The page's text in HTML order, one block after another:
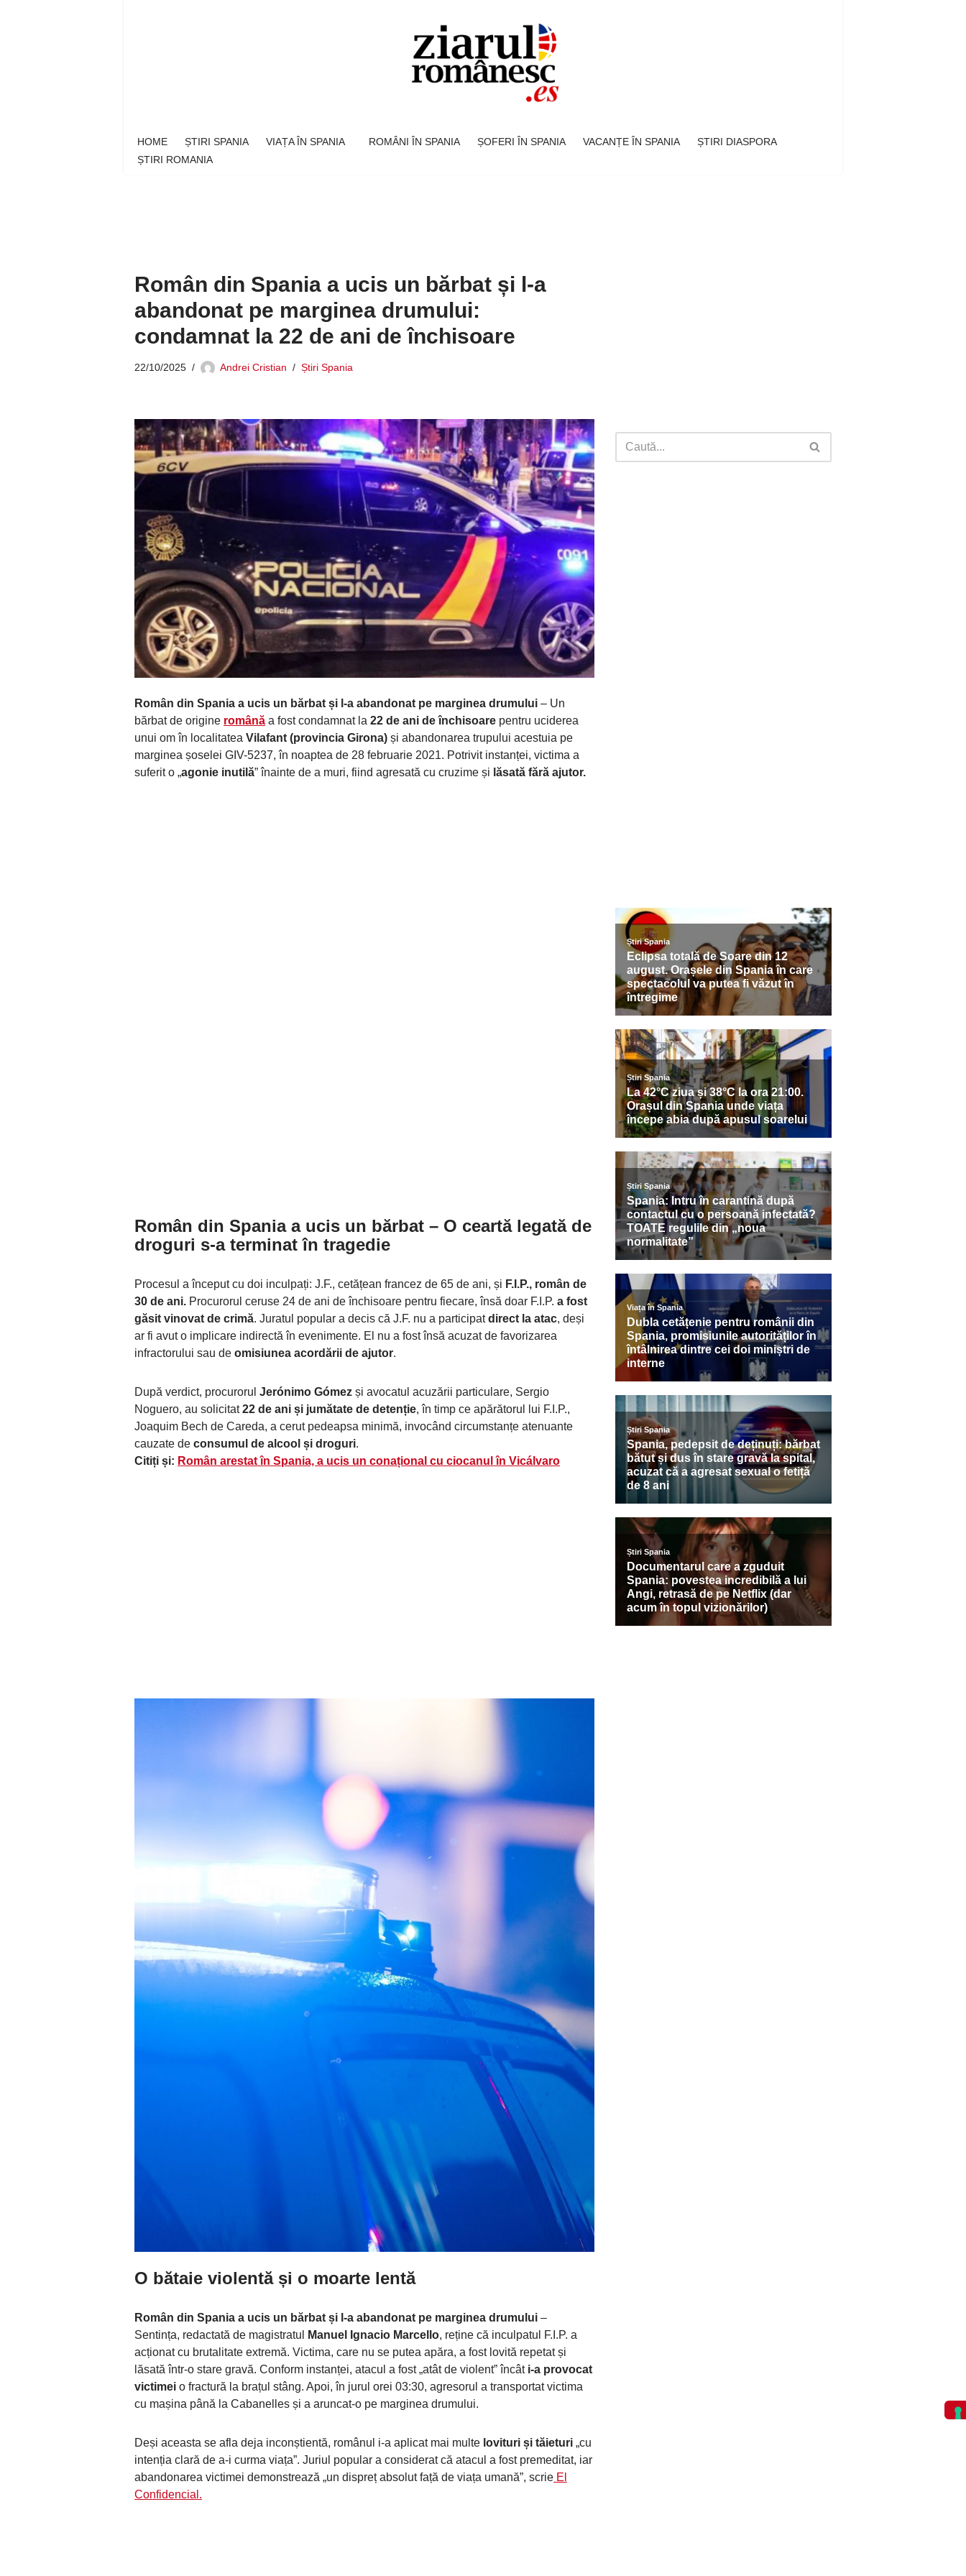
HOME ȘTIRI SPANIA VIAȚA ÎN SPANIA ROMÂNI ÎN SPANIA ȘOFERI ÎN SPANIA VACANȚE ÎN SPANIA
ȘTIRI DIASPORA
ȘTIRI ROMANIA
Român din Spania a ucis un bărbat și l-a
abandonat pe marginea drumului:
condamnat la 22 de ani de închisoare
22/10/2025 Andrei Cristian Știri Spania
Român din Spania a ucis un bărbat și l-a abandonat pe marginea drumului – Un
bărbat de origine română a fost condamnat la 22 de ani de închisoare pentru uciderea
unui om în localitatea Vilafant (provincia Girona) și abandonarea trupului acestuia pe
marginea șoselei GIV-5237, în noaptea de 28 februarie 2021. Potrivit instanței, victima a
suferit o „agonie inutilă” înainte de a muri, fiind agresată cu cruzime și lăsată fără ajutor.
Român din Spania a ucis un bărbat – O ceartă legată de
droguri s-a terminat în tragedie
Procesul a început cu doi inculpați: J.F., cetățean francez de 65 de ani, și F.I.P., român de
30 de ani. Procurorul ceruse 24 de ani de închisoare pentru fiecare, însă doar F.I.P. a fost
găsit vinovat de crimă. Juratul popular a decis că J.F. nu a participatdirect la atac, deși
ar fi avut o implicare indirectă în evenimente. El nu a fost însă acuzat de favorizarea
infractorului sau de omisiunea acordării de ajutor.
După verdict, procurorul Jerónimo Gómez și avocatul acuzării particulare, Sergio
Noguero, au solicitat22 de ani și jumătate de detenție, în timp ce apărătorul lui F.I.P.,
Joaquim Bech de Careda, a cerut pedeapsa minimă, invocând circumstanțe atenuante
cauzate de consumul de alcool și droguri.
Citiți și: Român arestat în Spania, a ucis un conațional cu ciocanul în Vicálvaro
O bătaie violentă și o moarte lentă
Român din Spania a ucis un bărbat și l-a abandonat pe marginea drumului –
Sentința, redactată de magistratul
Manuel Ignacio Marcello, reține că inculpatul F.I.P. a
acționat cu brutalitate extremă. Victima, care nu se putea apăra, a fost lovită repetat și
lăsată într-o stare gravă. Conform instanței, atacul a fost „atât de violent” încâti-a provocat
victimei o fractură la brațul stâng. Apoi, în jurul orei 03:30, agresorul a transportat victima
cu mașina până la Cabanelles și a aruncat-o pe marginea drumului.
Deși aceasta se afla deja inconștientă, românul i-a aplicat mai multe lovituri și tăieturi „cu
intenția clară de a-i curma viața”. Juriul popular a considerat că atacul a fost premeditat, iar
abandonarea victimei demonstrează „un dispreț absolut față de viața umană”, scrie El
Confidencial.